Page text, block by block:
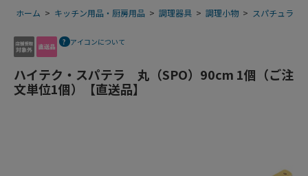
ホーム > キッチン用品・厨房用品 > 調理器具 > 調理小物 > スパチュラ
アイコンについて
ハイテク・スパテラ 丸（SPO）90cm 1個（ご注
文単位1個）【直送品】